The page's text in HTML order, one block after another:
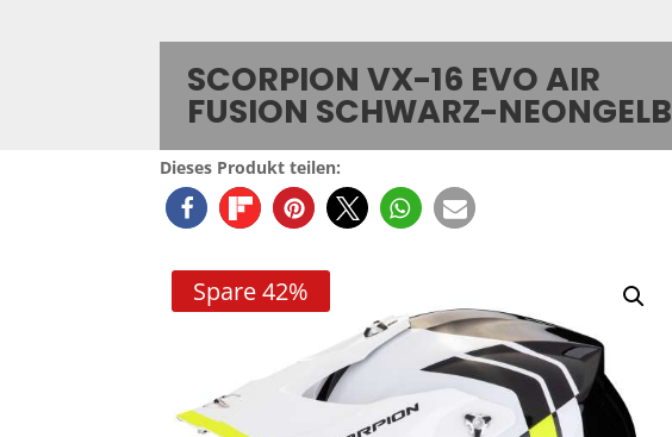
SCORPION VX-16 EVO AIR
FUSION SCHWARZ-NEONGELB
Dieses Produkt teilen:
Spare 42%